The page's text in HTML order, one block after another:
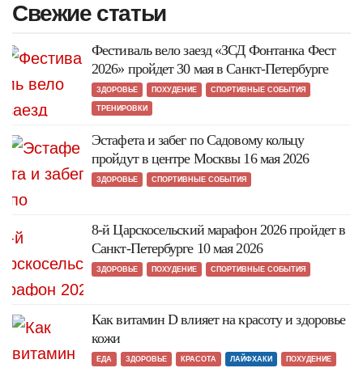
Свежие статьи
Фестиваль вело заезд «ЗСД Фонтанка Фест
2026» пройдет 30 мая в Санкт-Петербурге
ЗДОРОВЬЕ ПОХУДЕНИЕ СПОРТИВНЫЕ СОБЫТИЯ
ТРЕНИРОВКИ
Эстафета и забег по Садовому кольцу
пройдут в центре Москвы 16 мая 2026
ЗДОРОВЬЕ СПОРТИВНЫЕ СОБЫТИЯ
8-й Царскосельский марафон 2026 пройдет в
Санкт-Петербурге 10 мая 2026
ЗДОРОВЬЕ ПОХУДЕНИЕ СПОРТИВНЫЕ СОБЫТИЯ
Как витамин D влияет на красоту и здоровье
кожи
ЕДА ЗДОРОВЬЕ КРАСОТА ЛАЙФХАКИ ПОХУДЕНИЕ